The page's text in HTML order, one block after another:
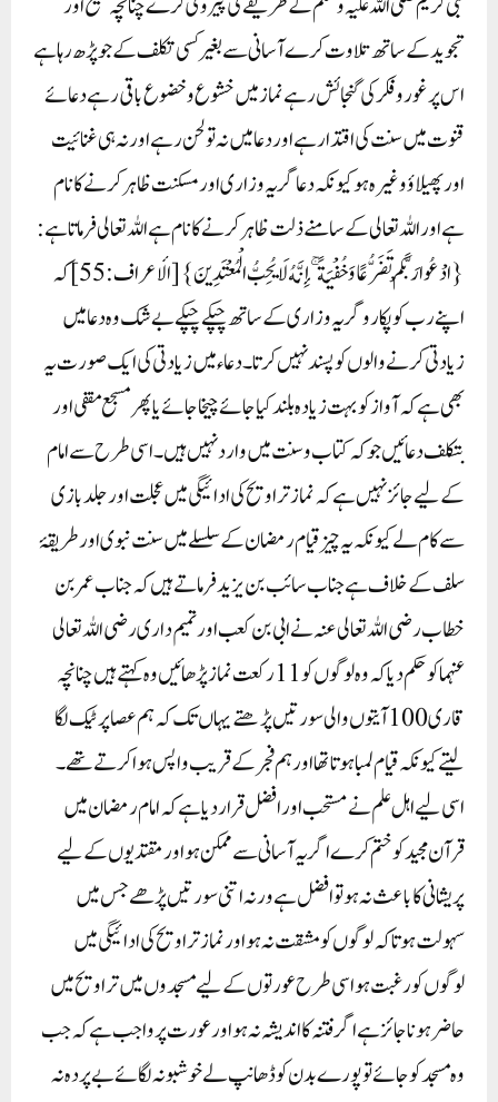
تجوید کے ساتھ تلاوت کرے آسانی سے بغیر کسی تکلف کے جو پڑھ رہا ہے
اس پر غور و فکر کی گنجائش رہے نماز میں خشوع و خضوع باقی رہے دعائے
قنوت میں سنت کی اقتدار ہے اور دعا میں نہ تو لحن رہے اور نہ ہی غنائیت
اور پھیلاؤ وغیرہ ہو کیونکہ دعا گریہ و زاری اور مسکنت ظاہر کرنے کا نام
ہے اور اللہ تعالی کے سامنے ذلت ظاہر کرنے کا نام ہے اللہ تعالی فرماتا ہے:
{ادْعُوا رَبَّكُمْ تَضَرُّعًا وَخُفْيَةً ۚ إِنَّهُ لَا يُحِبُّ الْمُعْتَدِينَ} [الأعراف : 55] کہ
اپنے رب کو پکارو گریہ و زاری کے ساتھ چپکے چپکے بے شک وہ دعا میں
زیادتی کرنے والوں کو پسند نہیں کرتا۔ دعاء میں زیادتی کی ایک صورت یہ
بھی ہے کہ آواز کو بہت زیادہ بلند کیا جائے چیخا جائے یا پھر مسجع مقفی اور
بتکلف دعائیں جو کہ کتاب و سنت میں وارد نہیں ہیں۔اسی طرح سے امام
کے لیے جائز نہیں ہے کہ نماز تراویح کی ادائیگی میں عجلت اور جلدبازی
سے کام لے کیونکہ یہ چیز قیام رمضان کے سلسلے میں سنت نبوی اور طریقۂ
سلف کے خلاف ہے جناب سائب بن یزید فرماتے ہیں کہ جناب عمر بن
خطاب رضی اللہ تعالی عنہ نے ابی بن کعب اور تمیم داری رضی اللہ تعالی
عنہما کو حکم دیا کہ وہ لوگوں کو 11 رکعت نماز پڑھائیں وہ کہتے ہیں چنانچہ
قاری 100 آیتوں والی سورتیں پڑھتے یہاں تک کہ ہم عصا پر ٹیک لگا
لیتے کیونکہ قیام لمبا ہوتا تھا اور ہم فجر کے قریب واپس ہوا کرتے تھے۔
اسی لیے اہل علم نے مستحب اور افضل قرار دیا ہے کہ امام رمضان میں
قرآن مجید کو ختم کرے اگر یہ آسانی سے ممکن ہو اور مقتدیوں کے لیے
پریشانی کا باعث نہ ہو تو افضل ہے ورنہ اتنی سورتیں پڑھے جس میں
سہولت ہو تاکہ لوگوں کو مشقت نہ ہو اور نماز تراویح کی ادائیگی میں
لوگوں کو رغبت ہو اسی طرح عورتوں کے لیے مسجدوں میں تراویح میں
حاضر ہونا جائز ہے اگر فتنہ کا اندیشہ نہ ہو اور عورت پر واجب ہے کہ جب
وہ مسجد کو جائے تو پورے بدن کو ڈھانپ لے خوشبو نہ لگائے بے پردہ نہ